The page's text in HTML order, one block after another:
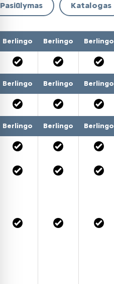
Katalogas
Pasiūlymas
Berlingo Berlingo Berlingo
Berlingo Berlingo Berlingo
Berlingo Berlingo Berlingo